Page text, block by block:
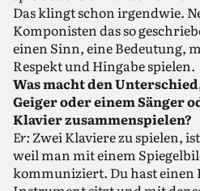
Das klingt schon irgendwie.
Komponisten das so
einen Sinn, eine Bedeutung,
Respekt und Hingabe spielen.
Was macht den
Geiger oder einem Sänger
Klavier zusammenspielen?
Er: Zwei Klaviere zu spielen,
weil man mit einem
kommuniziert. Du hast einen